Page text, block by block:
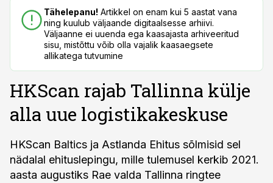
Tähelepanu! Artikkel on enam kui 5 aastat vana
ning kuulub väljaande digitaalsesse arhiivi.
Väljaanne ei uuenda ega kaasajasta arhiveeritud
sisu, mistõttu võib olla vajalik kaasaegsete
allikatega tutvumine
HKScan rajab Tallinna külje
alla uue logistikakeskuse
HKScan Baltics ja Astlanda Ehitus sõlmisid sel
nädalal ehituslepingu, mille tulemusel kerkib 2021.
aasta augustiks Rae valda Tallinna ringtee